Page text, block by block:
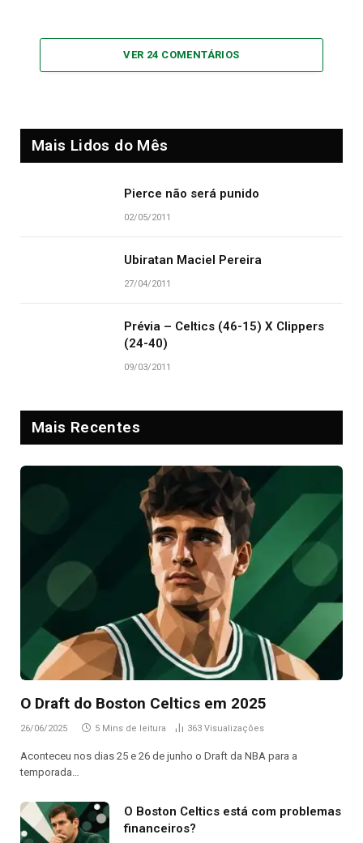
VER 24 COMENTÁRIOS
Mais Lidos do Mês
Pierce não será punido
02/05/2011
Ubiratan Maciel Pereira
27/04/2011
Prévia – Celtics (46-15) X Clippers
(24-40)
09/03/2011
Mais Recentes
O Draft do Boston Celtics em 2025
26/06/2025 5 Mins de leitura 363 Visualizações
Aconteceu nos dias 25 e 26 de junho o Draft da NBA para a
temporada…
O Boston Celtics está com problemas
financeiros?